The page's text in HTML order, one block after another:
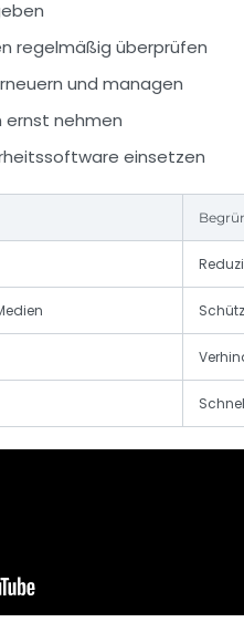
regelmäßig überprüfen
und managen
ernst nehmen
einsetzen